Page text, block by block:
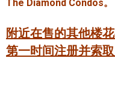
大多伦多交通网络
The Diamond Condos。
附近在售的其他楼
第一时间注册并索